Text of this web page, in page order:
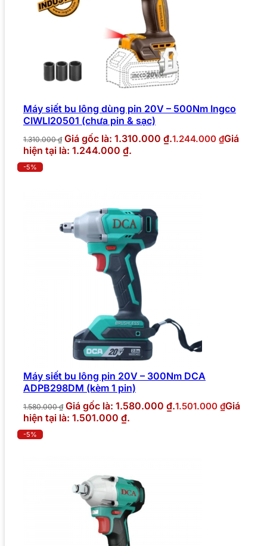
Máy siết bu lông dùng pin 20V – 500Nm Ingco
CIWLI20501 (chưa pin & sạc)
1.310.000₫ Giá gốc là: 1.310.000 ₫.1.244.000 ₫Giá
hiện tại là: 1.244.000 ₫.
-5%
Máy siết bu lông pin 20V – 300Nm DCA
ADPB298DM (kèm 1 pin)
1.580.000₫ Giá gốc là: 1.580.000 ₫.1.501.000 ₫Giá
hiện tại là: 1.501.000 ₫.
-5%